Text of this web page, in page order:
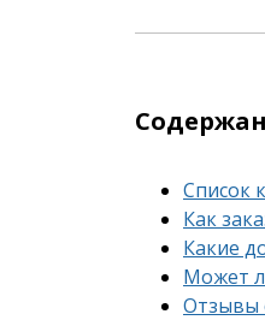
Список
Как
Какие
Может
Отзывы